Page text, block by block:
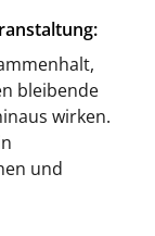
bleibende
wirken.
und